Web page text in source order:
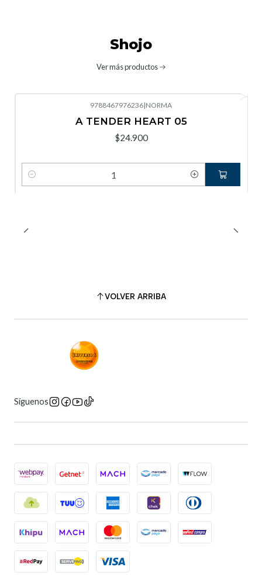
Shojo
Ver más productos
9788467976236|NORMA
A TENDER HEART 05
$24.900
Cantidad
VOLVER ARRIBA
Síguenos